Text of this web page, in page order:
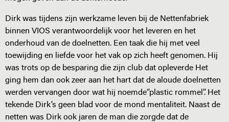
Dirk was tijdens zijn werkzame leven bij de Nettenfabriek
binnen VIOS verantwoordelijk voor het leveren en het
onderhoud van de doelnetten. Een taak die hij met veel
toewijding en liefde voor het vak op zich heeft genomen. Hij
was trots op de besparing die zijn club dat opleverde Het
ging hem dan ook zeer aan het hart dat de aloude doelnetten
werden vervangen door wat hij noemde”plastic rommel”. Het
tekende Dirk’s geen blad voor de mond mentaliteit. Naast de
netten was Dirk ook jaren de man die zorgde dat de